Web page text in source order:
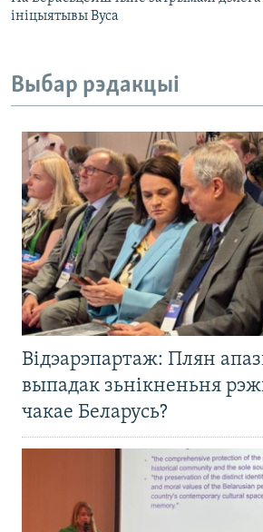
ініцыятывы Вуса
Выбар рэдакцыі
Відэарэпартаж: Плян
выпадак зьнікненьня
чакае Беларусь?